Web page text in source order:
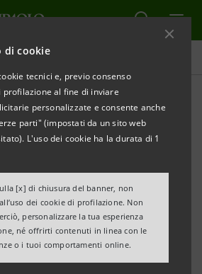
di cookie
tecnici e, previo consenso
profilazione al fine di inviare
personalizzate e consente anche
parti" (impostati da un sito web
L'uso dei cookie ha la durata di 1
[x] di chiusura del banner, non
dei cookie di profilazione. Non
personalizzare la tua esperienza
né offrirti contenuti in linea con le
o i tuoi comportamenti online.
propone una nuova polizza
Safe Index Eurostoxx.
è stato ideato per tener
attuali sui mercati azionari.